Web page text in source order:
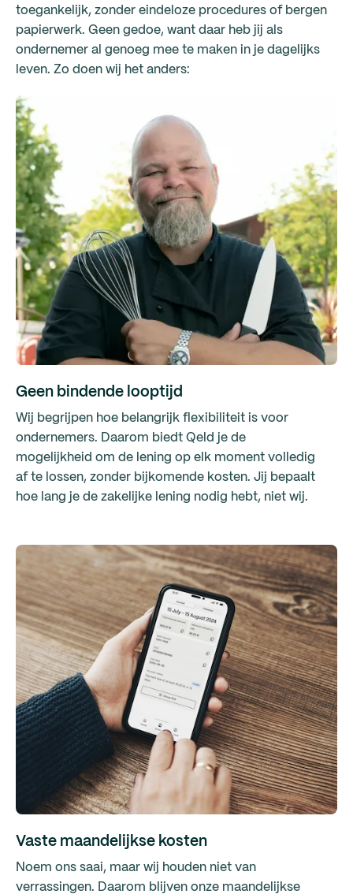
toegankelijk, zonder eindeloze procedures of bergen
papierwerk. Geen gedoe, want daar heb jij als
ondernemer al genoeg mee te maken in je dagelijks
leven. Zo doen wij het anders:
Geen bindende looptijd
Wij begrijpen hoe belangrijk flexibiliteit is voor
ondernemers. Daarom biedt Qeld je de
mogelijkheid om de lening op elk moment volledig
af te lossen, zonder bijkomende kosten. Jij bepaalt
hoe lang je de zakelijke lening nodig hebt, niet wij.
Vaste maandelijkse kosten
Noem ons saai, maar wij houden niet van
verrassingen. Daarom blijven onze maandelijkse